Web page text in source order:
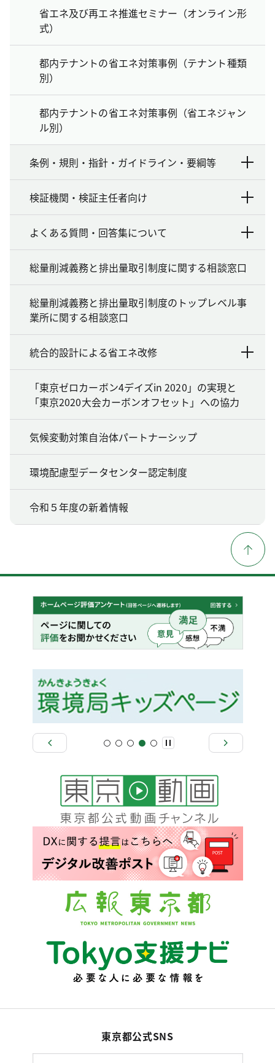
省エネ及び再エネ推進セミナー（オンライン形
式）
都内テナントの省エネ対策事例（テナント種類
別）
都内テナントの省エネ対策事例（省エネジャン
ル別）
条例・規則・指針・ガイドライン・要綱等
検証機関・検証主任者向け
よくある質問・回答集について
総量削減義務と排出量取引制度に関する相談窓口
総量削減義務と排出量取引制度のトップレベル事
業所に関する相談窓口
統合的設計による省エネ改修
「東京ゼロカーボン4デイズin 2020」の実現と
「東京2020大会カーボンオフセット」への協力
気候変動対策自治体パートナーシップ
環境配慮型データセンター認定制度
令和５年度の新着情報
東京都公式SNS